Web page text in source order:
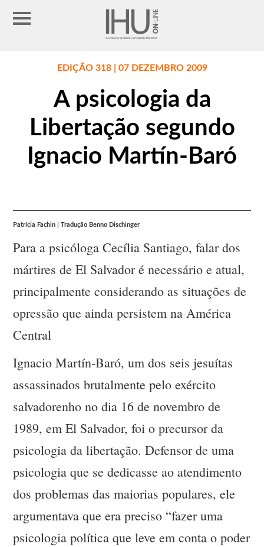
EDIÇÃO 318 | 07 DEZEMBRO 2009
A psicologia da
Libertação segundo
Ignacio Martín-Baró
Patrícia Fachin | Tradução Benno Dischinger
Para a psicóloga Cecília Santiago, falar dos
mártires de El Salvador é necessário e atual,
principalmente considerando as situações de
opressão que ainda persistem na América
Central
Ignacio Martín-Baró, um dos seis jesuítas
assassinados brutalmente pelo exército
salvadorenho no dia 16 de novembro de
1989, em El Salvador, foi o precursor da
psicologia da libertação. Defensor de uma
psicologia que se dedicasse ao atendimento
dos problemas das maiorias populares, ele
argumentava que era preciso “fazer uma
psicologia política que leve em conta o poder